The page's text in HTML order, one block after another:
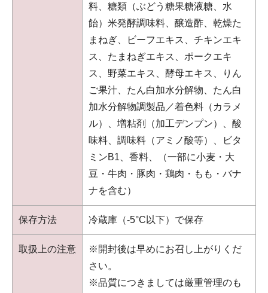
料、糖類（ぶどう糖果糖液糖、水
飴）米発酵調味料、醸造酢、乾燥た
まねぎ、ビーフエキス、チキンエキ
ス、たまねぎエキス、ポークエキ
ス、野菜エキス、酵母エキス、りん
ご果汁、たん白加水分解物、たん白
加水分解物調製品／着色料（カラメ
ル）、増粘剤（加工デンプン）、酸
味料、調味料（アミノ酸等）、ビタ
ミンB1、香料、（一部に小麦・大
豆・牛肉・豚肉・鶏肉・もも・バナ
ナを含む）
保存方法 冷蔵庫（-5°C以下）で保存
取扱上の注意
※開封後は早めにお召し上がりくだ
さい。
※品質につきましては厳重管理のも